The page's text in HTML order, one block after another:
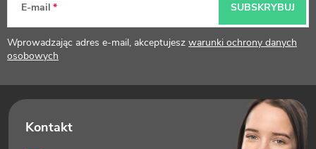
k
a
E-mail
Wprowadzając adres e-mail, akceptujesz warunki ochrony danych
osobowych
SUBSKRYBUJ